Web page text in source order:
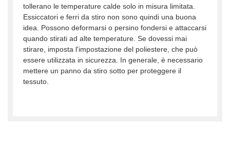
tollerano le temperature calde solo in misura limitata.
Essiccatori e ferri da stiro non sono quindi una buona
idea. Possono deformarsi o persino fondersi e attaccarsi
quando stirati ad alte temperature. Se dovessi mai
stirare, imposta l'impostazione del poliestere, che può
essere utilizzata in sicurezza. In generale, è necessario
mettere un panno da stiro sotto per proteggere il
tessuto.